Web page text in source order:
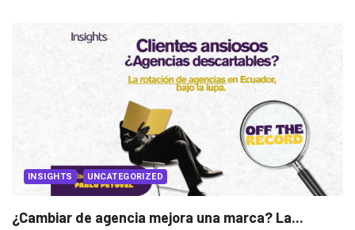
INSIGHTS